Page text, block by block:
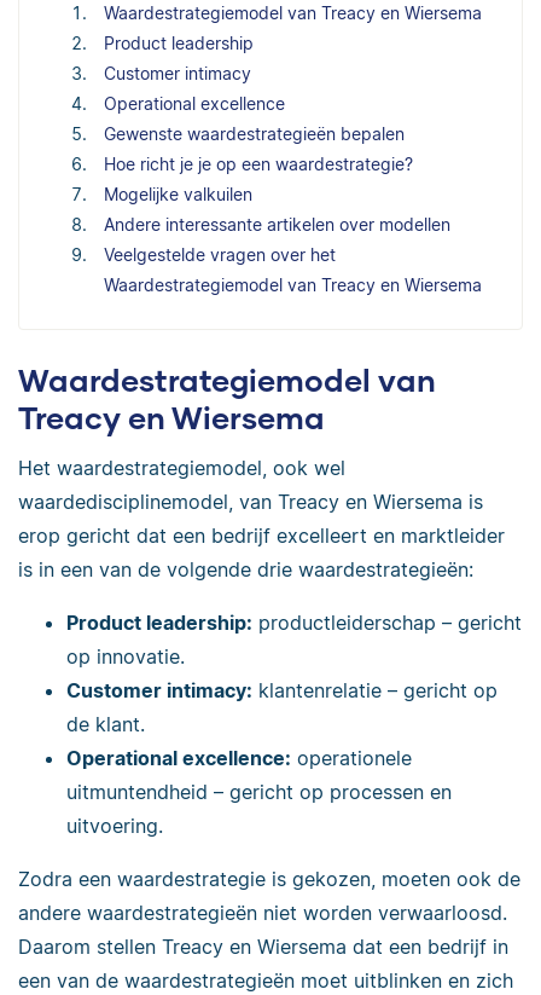
Waardestrategiemodel van Treacy en Wiersema
Product leadership
Customer intimacy
Operational excellence
Gewenste waardestrategieën bepalen
Hoe richt je je op een waardestrategie?
Mogelijke valkuilen
Andere interessante artikelen over modellen
Veelgestelde vragen over het
Waardestrategiemodel van Treacy en Wiersema
Waardestrategiemodel van
Treacy en Wiersema
Het waardestrategiemodel, ook wel
waardedisciplinemodel, van Treacy en Wiersema is
erop gericht dat een bedrijf excelleert en marktleider
is in een van de volgende drie waardestrategieën:
Product leadership: productleiderschap – gericht
op innovatie.
Customer intimacy: klantenrelatie – gericht op
de klant.
Operational excellence: operationele
uitmuntendheid – gericht op processen en
uitvoering.
Zodra een waardestrategie is gekozen, moeten ook de
andere waardestrategieën niet worden verwaarloosd.
Daarom stellen Treacy en Wiersema dat een bedrijf in
een van de waardestrategieën moet uitblinken en zich